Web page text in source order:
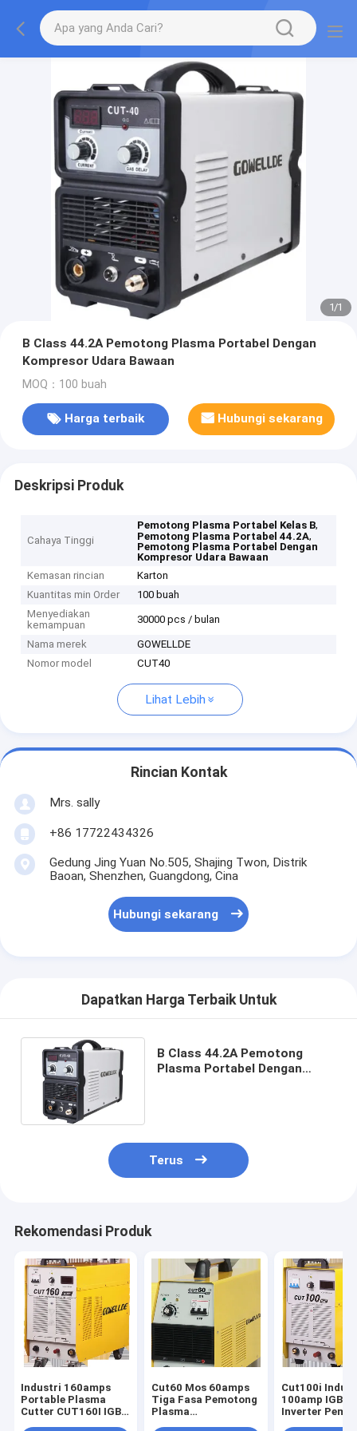
1/1
B Class 44.2A Pemotong Plasma Portabel Dengan
Kompresor Udara Bawaan
MOQ：100 buah
Harga terbaik Hubungi sekarang
Deskripsi Produk
Cahaya Tinggi
Pemotong Plasma Portabel Kelas B,
Pemotong Plasma Portabel 44.2A,
Pemotong Plasma Portabel Dengan
Kompresor Udara Bawaan
Kemasan rincian
Karton
Kuantitas min Order
100 buah
Menyediakan
kemampuan
30000 pcs / bulan
Nama merek
GOWELLDE
Nomor model
CUT40
Lihat Lebih
Rincian Kontak
Mrs. sally
+86 17722434326
Gedung Jing Yuan No.505, Shajing Twon, Distrik
Baoan, Shenzhen, Guangdong, Cina
Hubungi sekarang
Dapatkan Harga Terbaik Untuk
B Class 44.2A Pemotong
Plasma Portabel Dengan
Terus
Rekomendasi Produk
Industri 160amps
Portable Plasma
Cutter CUT160I IGBT
Cut60 Mos 60amps
Tiga Fasa Pemotong
Plasma
Cut100i
100amp IGBT
Inverter